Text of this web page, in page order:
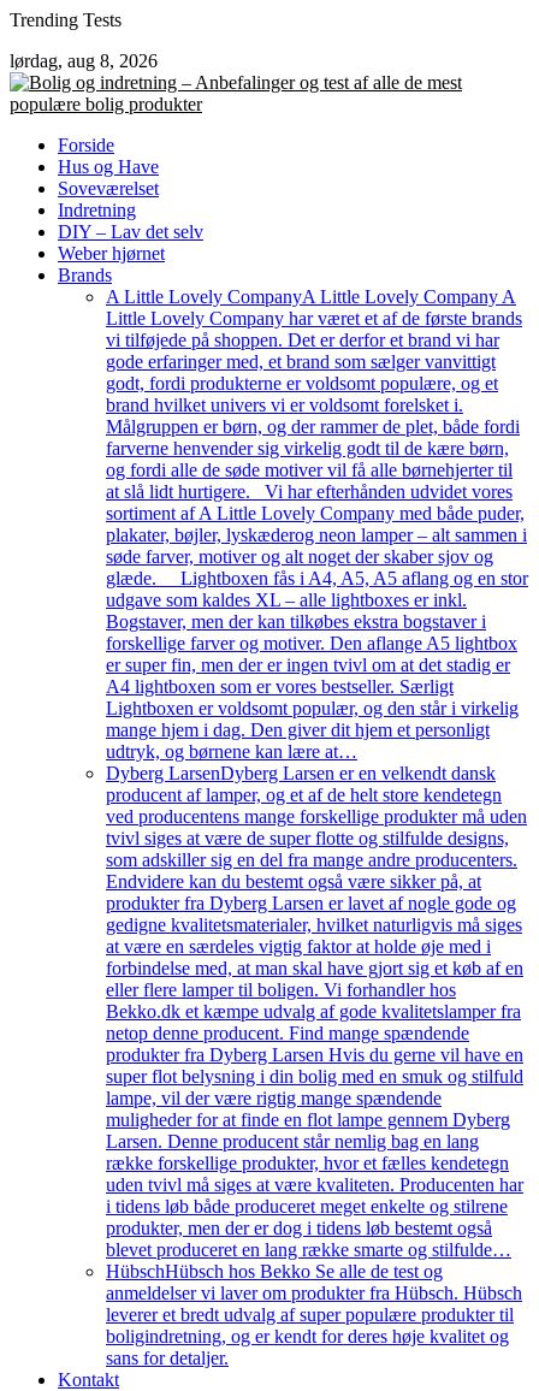
Skip
content
Trending Tests
lørdag, aug 8, 2026
Forside
Hus og Have
Soveværelset
Indretning
DIY – Lav det selv
Weber hjørnet
Brands
A Little Lovely CompanyA Little Lovely Company A
Little Lovely Company har været et af de første brands
vi tilføjede på shoppen. Det er derfor et brand vi har
gode erfaringer med, et brand som sælger vanvittigt
godt, fordi produkterne er voldsomt populære, og et
brand hvilket univers vi er voldsomt forelsket i.
Målgruppen er børn, og der rammer de plet, både fordi
farverne henvender sig virkelig godt til de kære børn,
og fordi alle de søde motiver vil få alle børnehjerter til
at slå lidt hurtigere. Vi har efterhånden udvidet vores
sortiment af A Little Lovely Company med både puder,
plakater, bøjler, lyskæderog neon lamper – alt sammen i
søde farver, motiver og alt noget der skaber sjov og
glæde. Lightboxen fås i A4, A5, A5 aflang og en stor
udgave som kaldes XL – alle lightboxes er inkl.
Bogstaver, men der kan tilkøbes ekstra bogstaver i
forskellige farver og motiver. Den aflange A5 lightbox
er super fin, men der er ingen tvivl om at det stadig er
A4 lightboxen som er vores bestseller. Særligt
Lightboxen er voldsomt populær, og den står i virkelig
mange hjem i dag. Den giver dit hjem et personligt
udtryk, og børnene kan lære at…
Dyberg LarsenDyberg Larsen er en velkendt dansk
producent af lamper, og et af de helt store kendetegn
ved producentens mange forskellige produkter må uden
tvivl siges at være de super flotte og stilfulde designs,
som adskiller sig en del fra mange andre producenters.
Endvidere kan du bestemt også være sikker på, at
produkter fra Dyberg Larsen er lavet af nogle gode og
gedigne kvalitetsmaterialer, hvilket naturligvis må siges
at være en særdeles vigtig faktor at holde øje med i
forbindelse med, at man skal have gjort sig et køb af en
eller flere lamper til boligen. Vi forhandler hos
Bekko.dk et kæmpe udvalg af gode kvalitetslamper fra
netop denne producent. Find mange spændende
produkter fra Dyberg Larsen Hvis du gerne vil have en
super flot belysning i din bolig med en smuk og stilfuld
lampe, vil der være rigtig mange spændende
muligheder for at finde en flot lampe gennem Dyberg
Larsen. Denne producent står nemlig bag en lang
række forskellige produkter, hvor et fælles kendetegn
uden tvivl må siges at være kvaliteten. Producenten har
i tidens løb både produceret meget enkelte og stilrene
produkter, men der er dog i tidens løb bestemt også
blevet produceret en lang række smarte og stilfulde…
HübschHübsch hos Bekko Se alle de test og
anmeldelser vi laver om produkter fra Hübsch. Hübsch
leverer et bredt udvalg af super populære produkter til
boligindretning, og er kendt for deres høje kvalitet og
sans for detaljer.
Kontakt